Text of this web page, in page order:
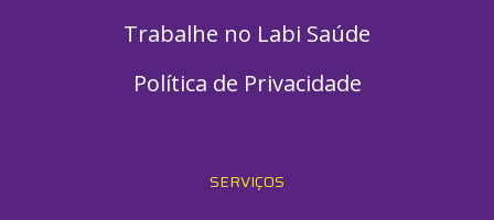
Trabalhe no Labi Saúde
Política de Privacidade
SERVIÇOS